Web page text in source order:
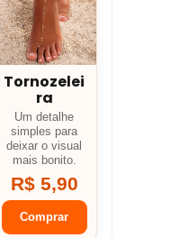
Tornozelei
ra
Um detalhe
simples para
deixar o visual
mais bonito.
R$ 5,90
Comprar